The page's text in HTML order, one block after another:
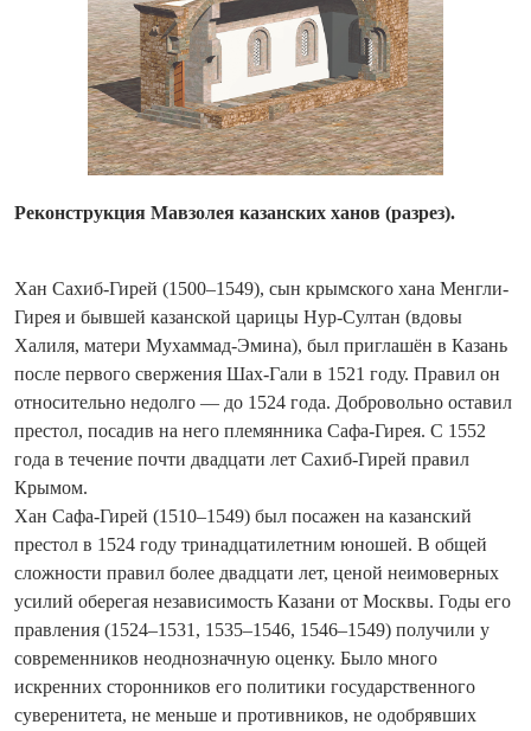
Реконструкция Мавзолея казанских ханов (разрез).
Хан Сахиб-Гирей (1500–1549), сын крымского хана Менгли-
Гирея и бывшей казанской царицы Нур-Султан (вдовы
Халиля, матери Мухаммад-Эмина), был приглашён в Казань
после первого свержения Шах-Гали в 1521 году. Правил он
относительно недолго — до 1524 года. Добровольно оставил
престол, посадив на него племянника Сафа-Гирея. С 1552
года в течение почти двадцати лет Сахиб-Гирей правил
Крымом.
Хан Сафа-Гирей (1510–1549) был посажен на казанский
престол в 1524 году тринадцатилетним юношей. В общей
сложности правил более двадцати лет, ценой неимоверных
усилий оберегая независимость Казани от Москвы. Годы его
правления (1524–1531, 1535–1546, 1546–1549) получили у
современников неоднозначную оценку. Было много
искренних сторонников его политики государственного
суверенитета, не меньше и противников, не одобрявших